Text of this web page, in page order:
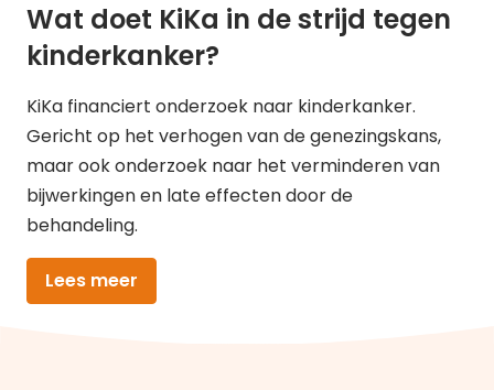
Wat doet KiKa in de strijd tegen
kinderkanker?
KiKa financiert onderzoek naar kinderkanker.
Gericht op het verhogen van de genezingskans,
maar ook onderzoek naar het verminderen van
bijwerkingen en late effecten door de
behandeling.
Lees meer